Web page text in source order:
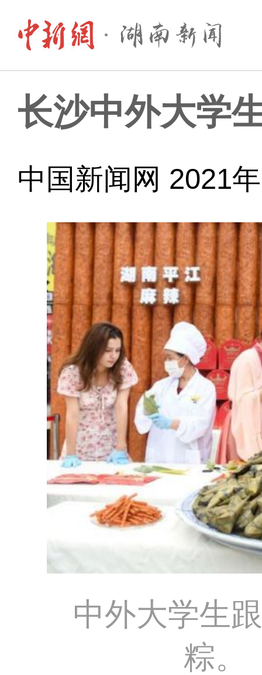
长沙中外大学
中国新闻网 2021
中外大学生
粽